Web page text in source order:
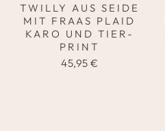
TWILLY AUS SEIDE
MIT FRAAS PLAID
KARO UND TIER-
PRINT
45,95 €